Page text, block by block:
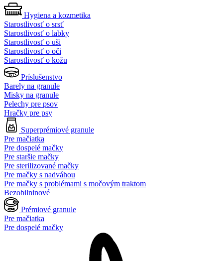
Hygiena a kozmetika
Starostlivosť o srsť
Starostlivosť o labky
Starostlivosť o uši
Starostlivosť o oči
Starostlivosť o kožu
Príslušenstvo
Barely na granule
Misky na granule
Pelechy pre psov
Hračky pre psy
Superprémiové granule
Pre mačiatka
Pre dospelé mačky
Pre staršie mačky
Pre sterilizované mačky
Pre mačky s nadváhou
Pre mačky s problémami s močovým traktom
Bezobilninové
Prémiové granule
Pre mačiatka
Pre dospelé mačky